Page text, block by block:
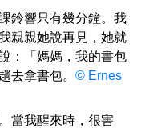
鈴響只有幾分鐘。我
親親她說再見，她就
：「媽媽，我的書包
去拿書包。 © Ernes
當我醒來時，很害